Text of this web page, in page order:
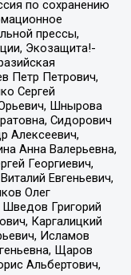
по сохранению
прессы,
Экозащита!-
Петр Петрович,
Сергей
Шнырова
Сидорович
Алексеевич,
Анна Валерьевна,
Георгиевич,
Евгеньевич,
Олег
Григорий
Каргалицкий
Исламов
Щаров
Альбертович,